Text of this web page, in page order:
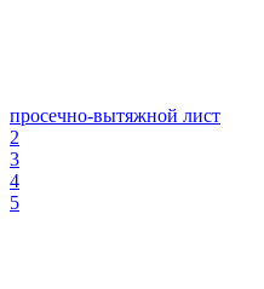
просечно-вытяжной лист
2
3
4
5